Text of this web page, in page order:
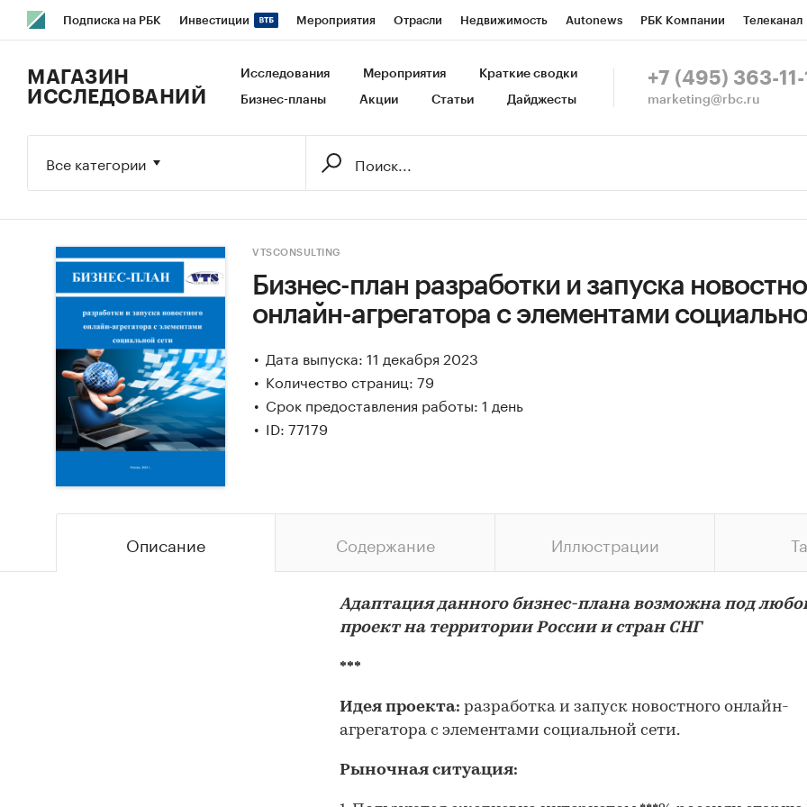
Подписка на РБК Инвестиции Мероприятия Отрасли Недвижимость Autonews РБК Компании Телеканал
Исследования Кредитные рейтинги Франшизы Газета Спецпроекты СПб Конференции СПб Спецпроекты
МАГАЗИН
ИССЛЕДОВАНИЙ
Исследования Мероприятия Краткие сводки
Бизнес-планы Акции Статьи Дайджесты
+7 (495) 363-11-
marketing@rbc.ru
Все категории
VTSCONSULTING
Бизнес-план разработки и запуска
онлайн-агрегатора с элементами
Дата выпуска: 11 декабря 2023
Количество страниц: 79
Срок предоставления работы: 1 день
ID: 77179
Описание Содержание Иллюстрации
Адаптация данного бизнес-плана возможна под
проект на территории России и стран СНГ
***
Идея проекта: разработка и запуск новостного онлайн-
агрегатора с элементами социальной сети.
Рыночная ситуация: